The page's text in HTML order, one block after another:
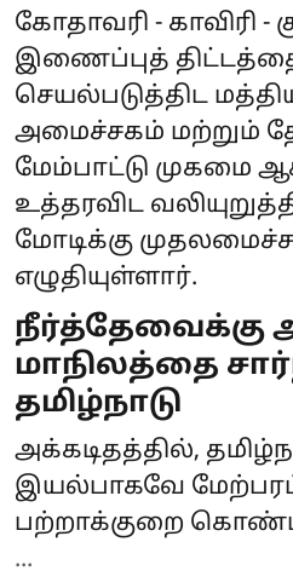
கோதாவரி - காவிரி -
இணைப்புத்
செயல்படுத்திட
அமைச்சகம் மற்றும்
மேம்பாட்டு முகமை
உத்தரவிட
மோடிக்கு
எழுதியுள்ளார்.
மாநிலத்தை
தமிழ்நாடு
அக்கடிதத்தில்,
இயல்பாகவே
பற்றாக்குறை
...